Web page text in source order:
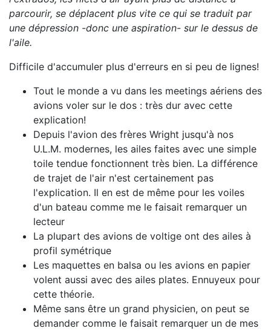
parcourir, se déplacent plus vite ce qui se traduit par
une dépression -donc une aspiration- sur le dessus de
l'aile.
Difficile d'accumuler plus d'erreurs en si peu de lignes!
Tout le monde a vu dans les meetings aériens des
avions voler sur le dos : très dur avec cette
explication!
Depuis l'avion des frères Wright jusqu'à nos
U.L.M. modernes, les ailes faites avec une simple
toile tendue fonctionnent très bien. La différence
de trajet de l'air n'est certainement pas
l'explication. Il en est de même pour les voiles
d'un bateau comme me le faisait remarquer un
lecteur
La plupart des avions de voltige ont des ailes à
profil symétrique
Les maquettes en balsa ou les avions en papier
volent aussi avec des ailes plates. Ennuyeux pour
cette théorie.
Même sans être un grand physicien, on peut se
demander comme le faisait remarquer un de mes